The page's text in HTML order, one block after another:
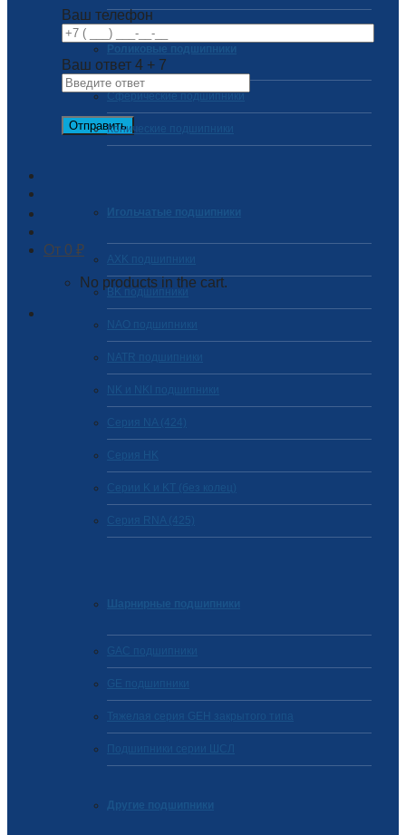
Ваш телефон
Ваш ответ 4 + 7
0 ₽
No products in the cart.
Роликовые подшипники
Сферические подшипники
Конические подшипники
Игольчатые подшипники
AXK подшипники
BK подшипники
NAO подшипники
NATR подшипники
NK и NKI подшипники
Серия NA (424)
Cерия HK
Серии K и KT (без колец)
Серия RNA (425)
Шарнирные подшипники
GAC подшипники
GE подшипники
Тяжелая серия GEH закрытого типа
Подшипники серии ШСЛ
Другие подшипники